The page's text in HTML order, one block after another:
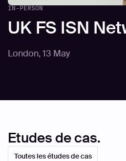
IN-PERSON
UK FS ISN
London,13 May
Etudes de cas.
Toutes les études de cas